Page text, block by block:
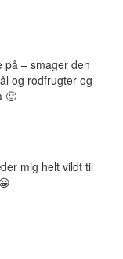
på – smager den
og rodfrugter og
🙂
mig helt vildt til